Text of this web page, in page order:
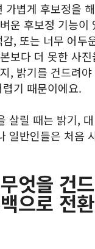
볍게 후보정을
운 후보정 기능이
, 또는 너무 어두
보다 더 못한 사
, 밝기를 건드려
기 때문이에요.
살릴 때는 밝기,
일반인들은 처음
엇을 건
으로 전